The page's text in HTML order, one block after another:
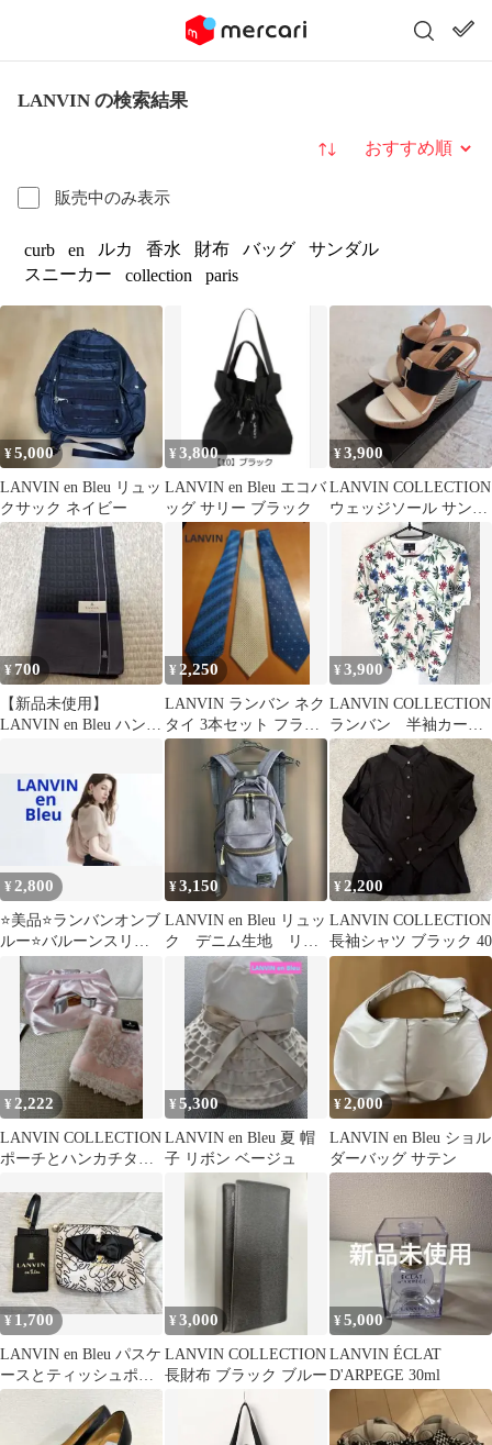
LANVIN の検索結果
販売中のみ表示
並び替え
curb en ルカ 香水 財布 バッグ
サンダル
スニーカー
collection paris
¥5,000
LANVIN en Bleu リュッ
クサック ネイビー
¥3,800
LANVIN en Bleu エコバ
ッグ サリー ブラック
¥3,900
LANVIN COLLECTION
ウェッジソール サンダ
¥700
【新品未使用】
LANVIN en Bleu ハンカ
¥ 2,250
LANVIN ランバン ネク
タイ 3本セット フラン
ス 総柄
¥3,900
LANVIN COLLECTION
ランバン 半袖カーデ
ィガン 花柄 38
¥2,800
⭐️美品⭐️ランバンオンブ
ルー⭐️バルーンスリー
ブ半袖トップス⭐️ ふん
わりお袖
¥3,150
LANVIN en Bleu リュッ
ク デニム生地 リボ
ン付き
¥2,200
LANVIN COLLECTION
長袖シャツ ブラック 40
¥ 2,222
LANVIN COLLECTION
ポーチとハンカチタオ
¥5,300
LANVIN en Bleu 夏 帽
子 リボン ベージュ
¥2,000
LANVIN en Bleu ショル
ダーバッグ サテン
¥1,700
LANVIN en Bleu パスケ
ースとティッシュポー
チ
¥3,000
LANVIN COLLECTION
長財布 ブラック ブルー
¥5,000
LANVIN ÉCLAT
D'ARPEGE 30ml